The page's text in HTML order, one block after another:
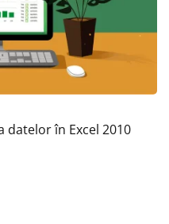
datelor în Excel 2010